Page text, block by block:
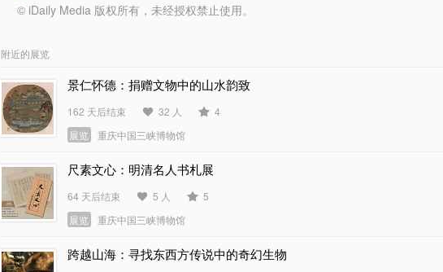
© iDaily Media 版权所有，未经授权禁止使用。
附近的展览
景仁怀德：捐赠文物中的山水韵致
162 天后结束 32 人
4
展览
重庆中国三峡博物馆
尺素文心：明清名人书札展
64 天后结束 5 人
5
展览
重庆中国三峡博物馆
跨越山海：寻找东西方传说中的奇幻生物